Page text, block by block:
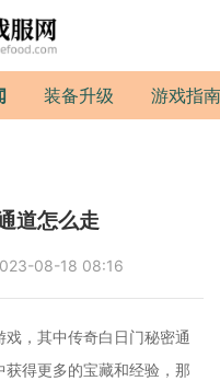
装备升级 游戏指南
道怎么走
08-18 08:16
，其中传奇白日门秘密通
得更多的宝藏和经验，那